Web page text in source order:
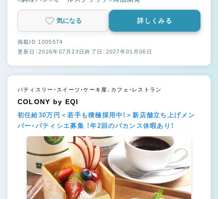
気になる 詳しくみる
掲載ID 1005574
更新日：2026年07月23日終了日：2027年01月06日
パティスリー・スイーツ・ケーキ屋、カフェ・レストラン
COLONY by EQI
初任給30万円＜若手も積極採用中!＞新店舗立ち上げメン
バー・パティシエ募集 ！年2回のバカンス休暇あり！